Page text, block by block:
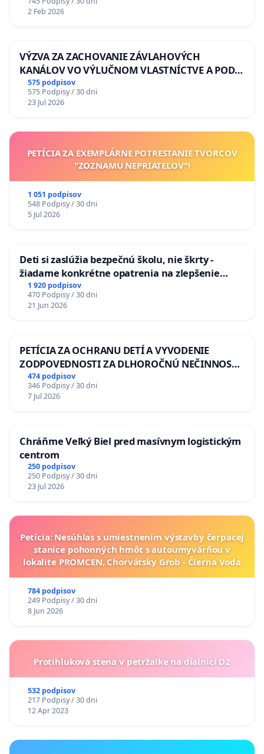
2 Feb 2026
VÝZVA ZA ZACHOVANIE ZÁVLAHOVÝCH
KANÁLOV VO VÝLUČNOM VLASTNÍCTVE A POD
KONTROLOU SLOVENSKEJ REPUBLIKY & žiadosť
na riešenie zanedbaného stavu závlahových a
odvodňovacích kanálov na Slovensku
575 podpisov
575 Podpisy / 30 dni
23 Jul 2026
PETÍCIA ZA EXEMPLÁRNE POTRESTANIE TVORCOV
"ZOZNAMU NEPRIATEĽOV"!
1 051 podpisov
548 Podpisy / 30 dni
5 Jul 2026
Deti si zaslúžia bezpečnú školu, nie škrty -
žiadame konkrétne opatrenia na zlepšenie
situácie v školstve
1 920 podpisov
470 Podpisy / 30 dni
21 Jun 2026
PETÍCIA ZA OCHRANU DETÍ A VYVODENIE
ZODPOVEDNOSTI ZA DLHOROČNÚ NEČINNOSŤ
A ZLYHANIE ŠTÁTU
474 podpisov
346 Podpisy / 30 dni
7 Jul 2026
Chráňme Veľký Biel pred masívnym logistickým
centrom
250 podpisov
250 Podpisy / 30 dni
23 Jul 2026
Petícia: Nesúhlas s umiestnením výstavby čerpacej
stanice pohonných hmôt s autoumyvárňou v
lokalite PROMCEN, Chorvátsky Grob - Čierna Voda
784 podpisov
249 Podpisy / 30 dni
8 Jun 2026
Protihluková stena v petržalke na dialnici D2
532 podpisov
217 Podpisy / 30 dni
12 Apr 2023